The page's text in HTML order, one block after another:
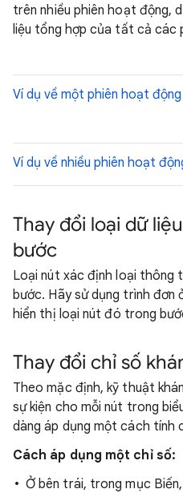
trên nhiều phiên hoạt động,
liệu tổng hợp của tất cả các
Ví dụ về một phiên hoạt động
Ví dụ về nhiều phiên hoạt
Thay đổi loại dữ
bước
Loại nút xác định loại thông
bước. Hãy sử dụng trình
hiển thị loại nút đó trong
Thay đổi chỉ số
Theo mặc định, kỹ thuật
sự kiện cho mỗi nút trong
dàng áp dụng một cách tính
Cách áp dụng một chỉ số:
Ở bên trái, trong mục